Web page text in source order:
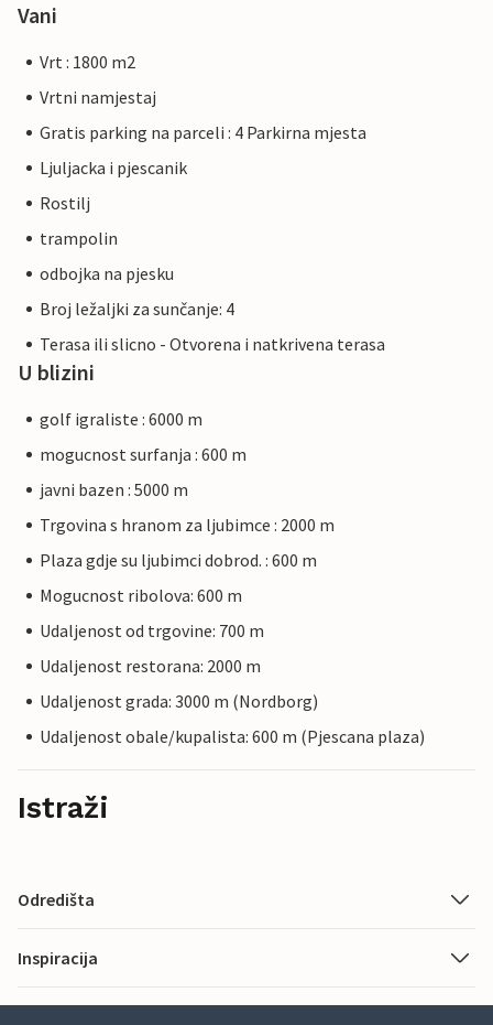
Vani
Vrt : 1800 m2
Vrtni namjestaj
Gratis parking na parceli : 4 Parkirna mjesta
Ljuljacka i pjescanik
Rostilj
trampolin
odbojka na pjesku
Broj ležaljki za sunčanje: 4
Terasa ili slicno - Otvorena i natkrivena terasa
U blizini
golf igraliste : 6000 m
mogucnost surfanja : 600 m
javni bazen : 5000 m
Trgovina s hranom za ljubimce : 2000 m
Plaza gdje su ljubimci dobrod. : 600 m
Mogucnost ribolova: 600 m
Udaljenost od trgovine: 700 m
Udaljenost restorana: 2000 m
Udaljenost grada: 3000 m (Nordborg)
Udaljenost obale/kupalista: 600 m (Pjescana plaza)
Istraži
Odredišta
Inspiracija